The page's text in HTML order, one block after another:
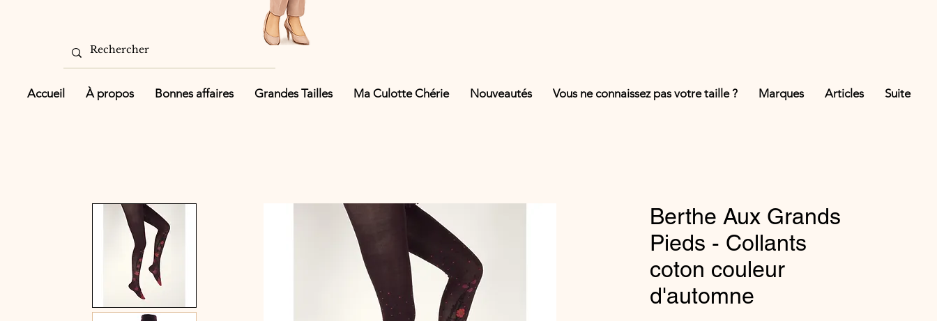
Accueil À propos Bonnes affaires Grandes Tailles Ma Culotte Chérie Nouveautés Vous ne connaissez pas votre taille ? Marques Articles Suite
Berthe Aux Grands
Pieds - Collants
coton couleur
d'automne